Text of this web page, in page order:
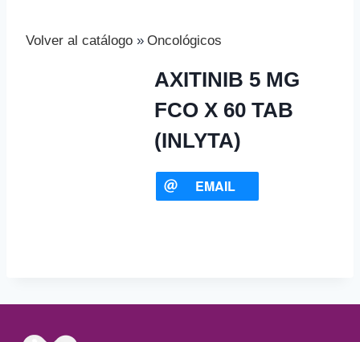
Volver al catálogo Oncológicos
AXITINIB 5 MG
FCO X 60 TAB
(INLYTA)
EMAIL